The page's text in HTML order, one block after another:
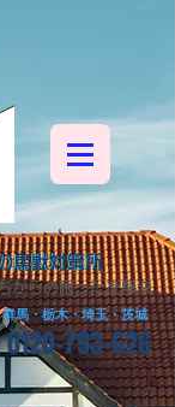
鳥獣対策所
鳥獣対策所
からの困ったを解決
群馬・栃木・埼玉・茨城
0120-793-626